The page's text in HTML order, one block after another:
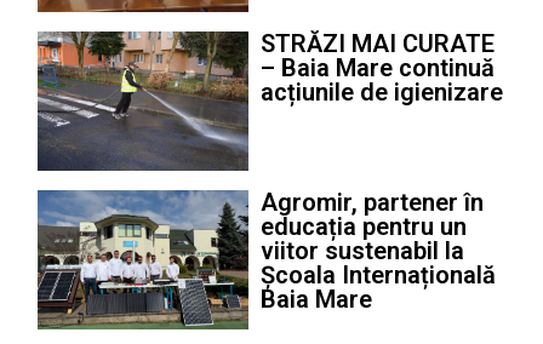
STRĂZI MAI CURATE
– Baia Mare continuă
acțiunile de igienizare
Agromir, partener în
educația pentru un
viitor sustenabil la
Școala Internațională
Baia Mare